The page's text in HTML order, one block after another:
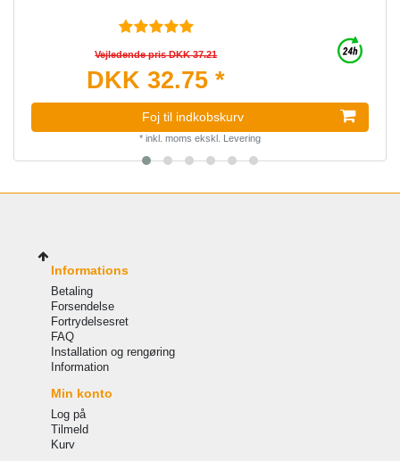
Vejledende pris DKK 37.21
DKK 32.75 *
Foj til indkobskurv
* inkl. moms ekskl. Levering
Informations
Betaling
Forsendelse
Fortrydelsesret
FAQ
Installation og rengøring
Information
Min konto
Log på
Tilmeld
Kurv